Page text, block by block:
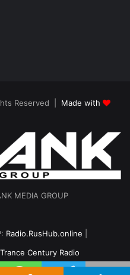
Reserved | Made with
MEDIA GROUP
Radio.RusHub.online
Trance Century Radio